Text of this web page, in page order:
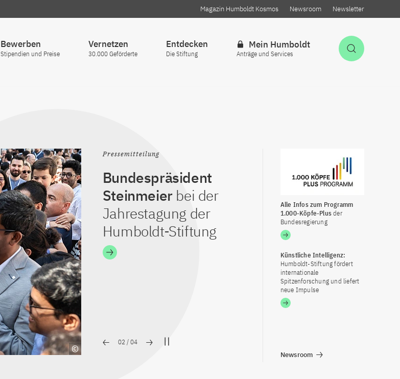
Magazin Humboldt Kosmos Newsroom Newsletter
Bewerben
Stipendien und Preise
Vernetzen
30.000 Geförderte
Entdecken
Die Stiftung
Mein Humboldt
Anträge und Services
02/04
Pressemitteilung
Bundespräsident
Steinmeier bei der
Jahrestagung der
Humboldt-Stiftung
Alle Infos zum Programm
1.000-Köpfe-Plusder
Bundesregierung
Künstliche Intelligenz:
Humboldt-Stiftung fördert
internationale
Spitzenforschung und liefert
neue Impulse
Newsroom